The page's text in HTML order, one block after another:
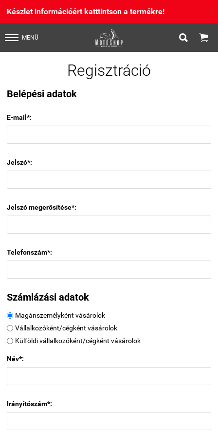
Készlet információért katttintson a termékre! X
MENÜ  
Regisztráció
Belépési adatok
E-mail*:
Jelszó*:
Jelszó megerősítése*:
Telefonszám*:
Számlázási adatok
Magánszemélyként vásárolok
Vállalkozóként/cégként vásárolok
Külföldi vállalkozóként/cégként vásárolok
Név*:
Irányítószám*: